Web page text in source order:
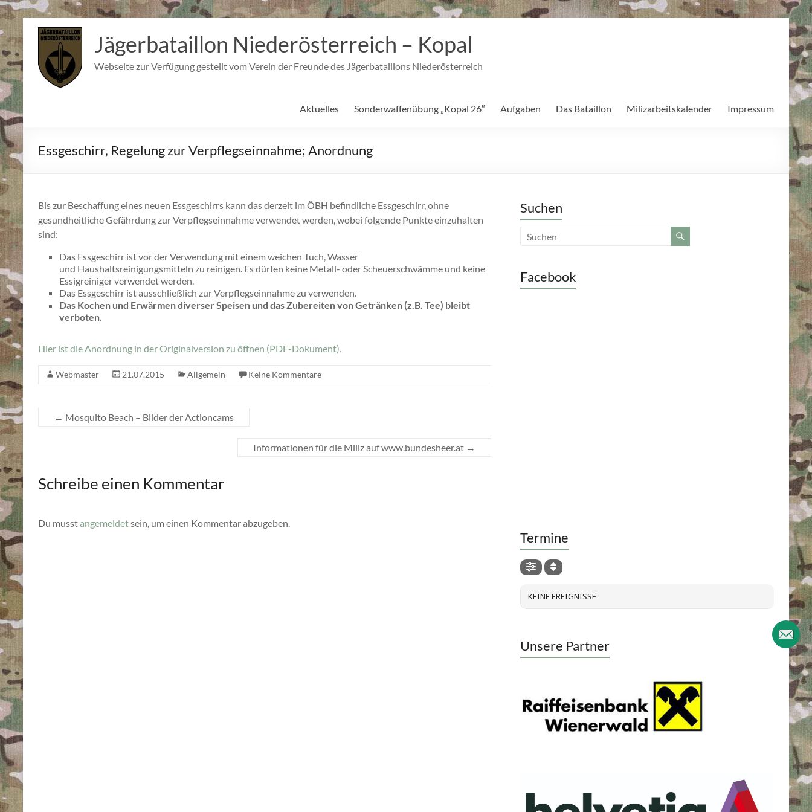
Inhalt
springen
Jägerbataillon Niederösterreich – Kopal
Webseite zur Verfügung gestellt vom Verein der Freunde des Jägerbataillons Niederösterreich
Aktuelles Sonderwaffenübung „Kopal 26″ Aufgaben Das Bataillon Milizarbeitskalender Impressum
Essgeschirr, Regelung zur Verpflegseinnahme; Anordnung
Bis zur Beschaffung eines neuen Essgeschirrs kann das derzeit im ÖBH befindliche Essgeschirr, ohne
gesundheitliche Gefährdung zur Verpflegseinnahme verwendet werden, wobei folgende Punkte einzuhalten
sind:
Das Essgeschirr ist vor der Verwendung mit einem weichen Tuch, Wasser
und Haushaltsreinigungsmitteln zu reinigen. Es dürfen keine Metall- oder Scheuerschwämme und keine
Essigreiniger verwendet werden.
Das Essgeschirr ist ausschließlich zur Verpflegseinnahme zu verwenden.
Das Kochen und Erwärmen diverser Speisen und das Zubereiten von Getränken (z.B. Tee) bleibt
verboten.
Hier ist die Anordnung in der Originalversion zu öffnen (PDF-Dokument).
Webmaster 21.07.2015 Allgemein Keine Kommentare
← Mosquito Beach – Bilder der Actioncams
Informationen für die Miliz auf www.bundesheer.at →
Schreibe einen Kommentar
Du musstangemeldetsein, um einen Kommentar abzugeben.
Suchen
Facebook
Termine
KEINE EREIGNISSE
Unsere Partner